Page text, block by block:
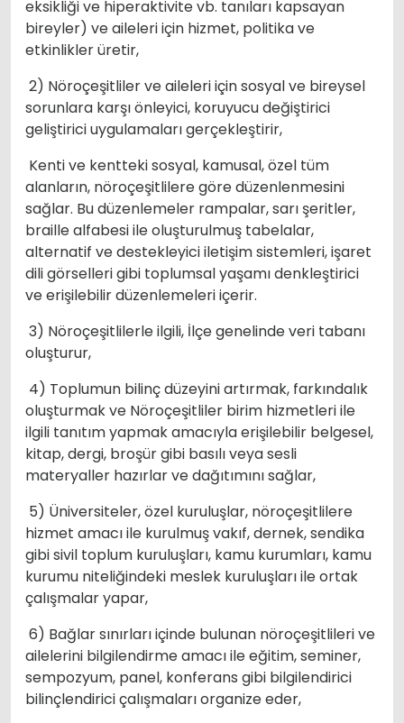
eksikliği ve hiperaktivite vb. tanıları kapsayan
bireyler) ve aileleri için hizmet, politika ve
etkinlikler üretir,
2) Nöroçeşitliler ve aileleri için sosyal ve bireysel
sorunlara karşı önleyici, koruyucu değiştirici
geliştirici uygulamaları gerçekleştirir,
Kenti ve kentteki sosyal, kamusal, özel tüm
alanların, nöroçeşitlilere göre düzenlenmesini
sağlar. Bu düzenlemeler rampalar, sarı şeritler,
braille alfabesi ile oluşturulmuş tabelalar,
alternatif ve destekleyici iletişim sistemleri, işaret
dili görselleri gibi toplumsal yaşamı denkleştirici
ve erişilebilir düzenlemeleri içerir.
3) Nöroçeşitlilerle ilgili, İlçe genelinde veri tabanı
oluşturur,
4) Toplumun bilinç düzeyini artırmak, farkındalık
oluşturmak ve Nöroçeşitliler birim hizmetleri ile
ilgili tanıtım yapmak amacıyla erişilebilir belgesel,
kitap, dergi, broşür gibi basılı veya sesli
materyaller hazırlar ve dağıtımını sağlar,
5) Üniversiteler, özel kuruluşlar, nöroçeşitlilere
hizmet amacı ile kurulmuş vakıf, dernek, sendika
gibi sivil toplum kuruluşları, kamu kurumları, kamu
kurumu niteliğindeki meslek kuruluşları ile ortak
çalışmalar yapar,
6) Bağlar sınırları içinde bulunan nöroçeşitlileri ve
ailelerini bilgilendirme amacı ile eğitim, seminer,
sempozyum, panel, konferans gibi bilgilendirici
bilinçlendirici çalışmaları organize eder,